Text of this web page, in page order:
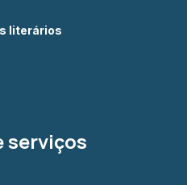
literários
serviços